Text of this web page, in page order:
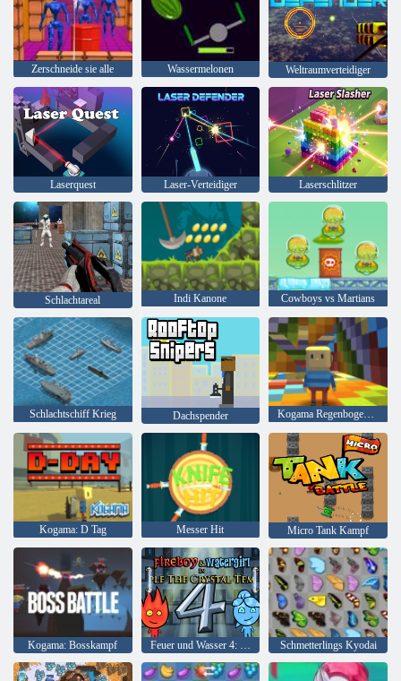
Zerschneide sie alle Wassermelonen Weltraumverteidiger
Laserquest Laser-Verteidiger Laserschlitzer
Schlachtareal Indi Kanone Cowboys vs Martians
Schlachtschiff Krieg Dachspender Kogama Regenbogen Parkour
Kogama: D Tag Messer Hit Micro Tank Kampf
Kogama: Bosskampf Feuer und Wasser 4: Kristalltempel Schmetterlings Kyodai